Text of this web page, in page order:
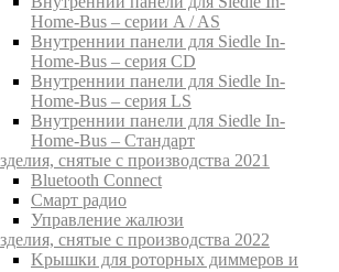
Home-Bus – серии A / AS
Внутреннии панели для Siedle In-
Home-Bus – серия CD
Внутреннии панели для Siedle In-
Home-Bus – серия LS
Внутреннии панели для Siedle In-
Home-Bus – Стандарт
снятые с производства 2021
Bluetooth Connect
Смарт радио
Управление жалюзи
снятые с производства 2022
Kрышки для роторных диммеров и